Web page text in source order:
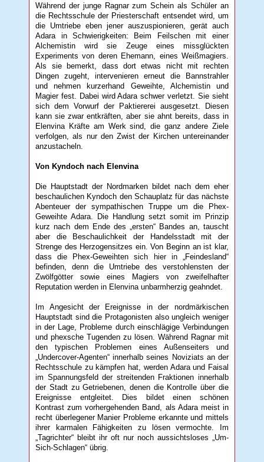
Während der junge Ragnar zum Schein als Schüler an
die Rechtsschule der Priesterschaft entsendet wird, um
die Umtriebe eben jener auszuspionieren, gerät auch
Adara in Schwierigkeiten: Beim Feilschen mit einer
Alchemistin wird sie Zeuge eines missglückten
Experiments von deren Ehemann, eines Weißmagiers.
Als sie bemerkt, dass dort etwas nicht mit rechten
Dingen zugeht, intervenieren erneut die Bannstrahler
und nehmen kurzerhand Geweihte, Alchemistin und
Magier fest. Dabei wird Adara schwer verletzt. Sie sieht
sich dem Vorwurf der Paktiererei ausgesetzt. Diesen
kann sie zwar entkräften, aber sie ahnt bereits, dass in
Elenvina Kräfte am Werk sind, die ganz andere Ziele
verfolgen, als nur den Zwist der Kirchen untereinander
anzustacheln.
Von Kyndoch nach Elenvina
Die Hauptstadt der Nordmarken bildet nach dem eher
beschaulichen Kyndoch den Schauplatz für das nächste
Abenteuer der sympathischen Truppe um die Phex-
Geweihte Adara. Die Handlung setzt somit im Prinzip
kurz nach dem Ende des „ersten“ Bandes an, tauscht
aber die Beschaulichkeit der Handelsstadt mit der
Strenge des Herzogensitzes ein. Von Beginn an ist klar,
dass die Phex-Geweihten sich hier in „Feindesland“
befinden, denn die Umtriebe des verstohlensten der
Zwölfgötter sowie eines Magiers von zweifelhafter
Reputation werden in Elenvina unbarmherzig geahndet.
Im Angesicht der Ereignisse in der nordmärkischen
Hauptstadt sind die Protagonisten also ungleich weniger
in der Lage, Probleme durch einschlägige Verbindungen
und phexsche Tugenden zu lösen. Während Ragnar mit
den typischen Problemen eines Außenseiters und
„Undercover-Agenten“ innerhalb seines Noviziats an der
Rechtsschule zu kämpfen hat, werden Adara und Faisal
im Spannungsfeld der streitenden Fraktionen innerhalb
der Stadt zu Getriebenen, denen die Kontrolle über die
Ereignisse entgleitet. Dies bildet einen schönen
Kontrast zum vorhergehenden Band, als Adara meist in
recht überlegener Manier Probleme erkannte und mittels
ihrer karmalen Fähigkeiten zu lösen vermochte. Im
„Tagrichter“ bleibt ihr oft nur noch aussichtsloses „Um-
Sich-Schlagen“ übrig.